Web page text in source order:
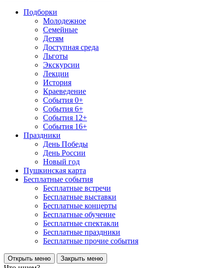
Подборки
Молодежное
Семейные
Детям
Доступная среда
Льготы
Экскурсии
Лекции
История
Краеведение
События 0+
События 6+
События 12+
События 16+
Праздники
День Победы
День России
Новый год
Пушкинская карта
Бесплатные события
Бесплатные встречи
Бесплатные выставки
Бесплатные концерты
Бесплатные обучение
Бесплатные спектакли
Бесплатные праздники
Бесплатные прочие события
Открыть меню Закрыть меню